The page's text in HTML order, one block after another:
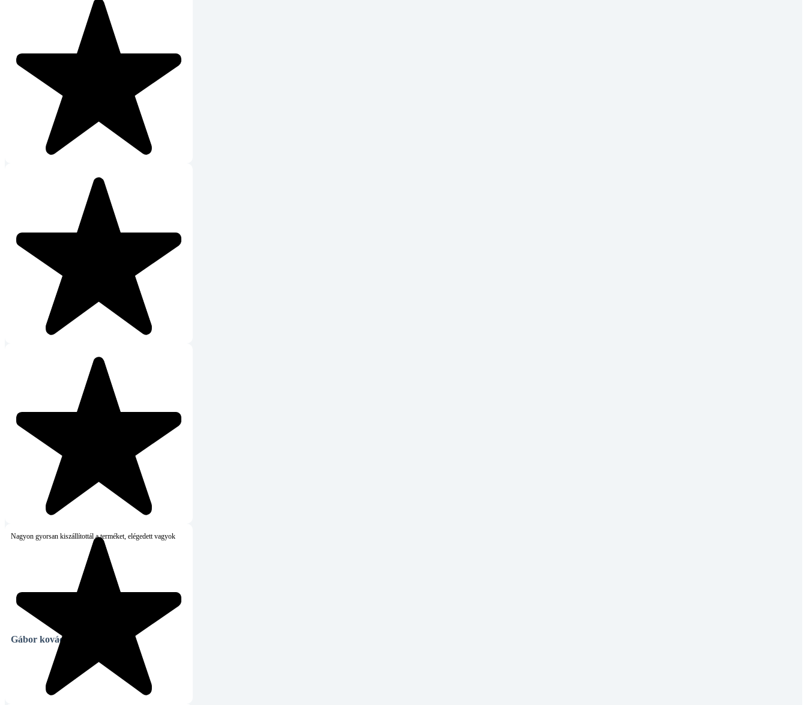
Nagyon gyorsan kiszállítottál a terméket, elégedett vagyok
Gábor kovács